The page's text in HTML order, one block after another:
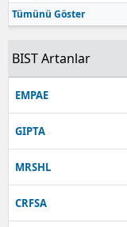
Tümünü Göster
BIST Artanlar
EMPAE
GIPTA
MRSHL
CRFSA